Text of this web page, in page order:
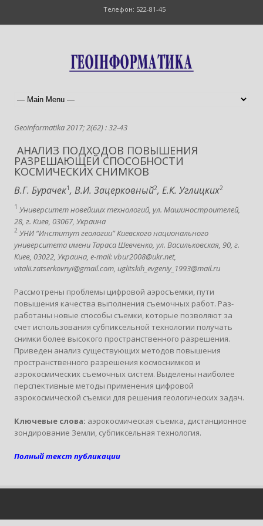
Телефон: 522-81-45
Geoinformatika 2017; 2(62) : 32-43
АНАЛИЗ ПОДХОДОВ ПОВЫШЕНИЯ
РАЗРЕШАЮЩЕЙ СПОСОБНОСТИ
КОСМИЧЕСКИХ СНИМКОВ
В.Г. Бурачек1, В.И. Зацерковный2, Е.К. Углицких2
1 Университет новейших технологий, ул. Машиностроителей,
28, г. Киев, 03067, Украина
2 УНИ “Институт геологии” Киевского национального
университета имени Тараса Шевченко, ул. Васильковская, 90, г.
Киев, 03022, Украина, e-mail: vbur2008@ukr.net,
vitalii.zatserkovnyi@gmail.com, uglitskih_evgeniy_1993@mail.ru
Рассмотрены проблемы цифровой аэросъемки, пути
повышения качества выполнения съемочных работ. Раз­
работаны новые способы съемки, которые позволяют за
счет использования cубпиксельной технологии получать
снимки более высокого пространственного разрешения.
Приведен анализ существующих методов повышения
пространственного разрешения космоснимков и
аэрокосмических съемочных систем. Выделены наиболее
пер­спективные методы применения цифровой
аэрокосмической съемки для решения геологических задач.
Ключевые слова: аэрокосмическая съемка, дистанционное
зондирование Земли, субпиксельная технология.
Полный текст публикации